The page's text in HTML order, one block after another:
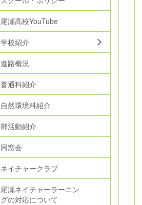
尾瀬高校YouTube
学校紹介
進路概況
普通科紹介
自然環境科紹介
部活動紹介
同窓会
ネイチャークラブ
尾瀬ネイチャーラーニン
グの対応について